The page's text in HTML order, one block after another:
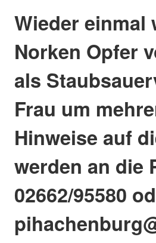
Wieder einmal
Norken Opfer
als
Frau um
Hinweise auf
werden an die
02662/95580